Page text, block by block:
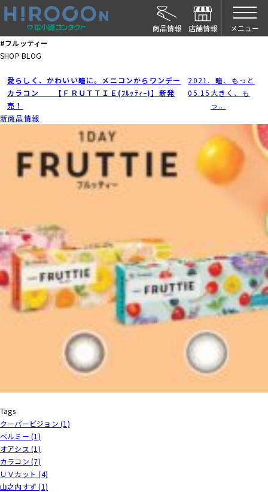
HIROCON｜広小路コンタクト｜【豊橋・浜
メニュー
#フルッティー
SHOP BLOG
愛らしく、かわいい瞳に。メニコンからワンデー
カラコン 【ＦＲＵＴＴＩＥ(ﾌﾙｯﾃｨｰ)】新発
売！
2021.
05.15
瞳、もっと
大きく、も
っ...
新商品情報
Tags
クーパービジョン (1)
ベルミー (1)
オアシス (1)
カラコン (7)
ＵＶカット (4)
山之内すず (1)